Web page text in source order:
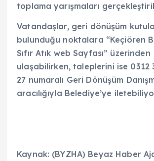
toplama yarışmaları
Vatandaşlar, geri dönüşüm
bulunduğu noktalara “Keçiören
Sıfır Atık web Sayfası” üzerinden
ulaşabilirken, taleplerini ise 0312
27 numaralı Geri Dönüşüm
aracılığıyla Belediye’ye
Kaynak: (BYZHA) Beyaz Haber